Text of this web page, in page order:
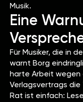
Musik.
Eine
Für Musiker, die in
warnt Borg
harte Arbeit wegen
Verlagsvertrags
Rat ist einfach: